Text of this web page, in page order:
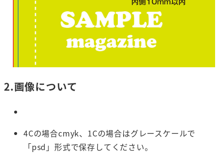
2.画像について
4Cの場合cmyk、1Cの場合はグレースケールで
「psd」形式で保存してください。